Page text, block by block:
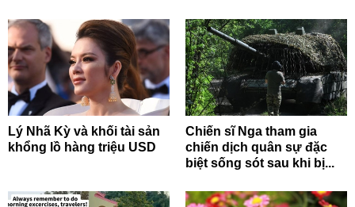
Lý Nhã Kỳ và khối tài sản
khổng lồ hàng triệu USD
Chiến sĩ Nga tham gia
chiến dịch quân sự đặc
biệt sống sót sau khi bị...